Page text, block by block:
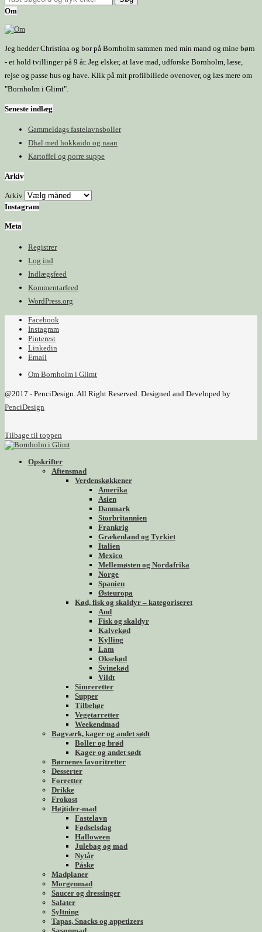
Om
Jeg hedder Christina og bor på Bornholm sammen med min mand og mine børn
- et hold tvillinger på 9 år. Jeg elsker, at lave mad, udforske Bornholm, læse,
rejse og passe hus og have. Klik på mit profilbillede ovenover, og læs mere om
"Bornholm i Glimt".
Seneste indlæg
Gammeldags fastelavnsboller
Dhal med hokkaido og naan
Kartoffel og porre suppe
Arkiv
Arkiv
Instagram
Meta
Registrer
Log ind
Indlægsfeed
Kommentarfeed
WordPress.org
Facebook
Instagram
Pinterest
Linkedin
Email
Om Bornholm i Glimt
@2017 - PenciDesign. All Right Reserved. Designed and Developed by
PenciDesign
Tilbage til toppen
Opskrifter
Aftensmad
Verdenskøkkener
Amerika
Asien
Danmark
Storbritannien
Frankrig
Grækenland og Tyrkiet
Italien
Mexico
Mellemøsten og Nordafrika
Norge
Spanien
Østeuropa
Kød, fisk og skaldyr – kategoriseret
And
Fisk og skaldyr
Kalvekød
Kylling
Lam
Oksekød
Svinekød
Vildt
Simreretter
Supper
Tilbehør
Vegetarretter
Weekendmad
Bagværk, kager og andet sødt
Boller og brød
Kager og andet sødt
Børnenes favoritretter
Desserter
Forretter
Drikke
Frokost
Højtider-mad
Fastelavn
Fødselsdag
Halloween
Julebag og mad
Nytår
Påske
Madplaner
Morgenmad
Saucer og dressinger
Salater
Syltning
Tapas, Snacks og appetizers